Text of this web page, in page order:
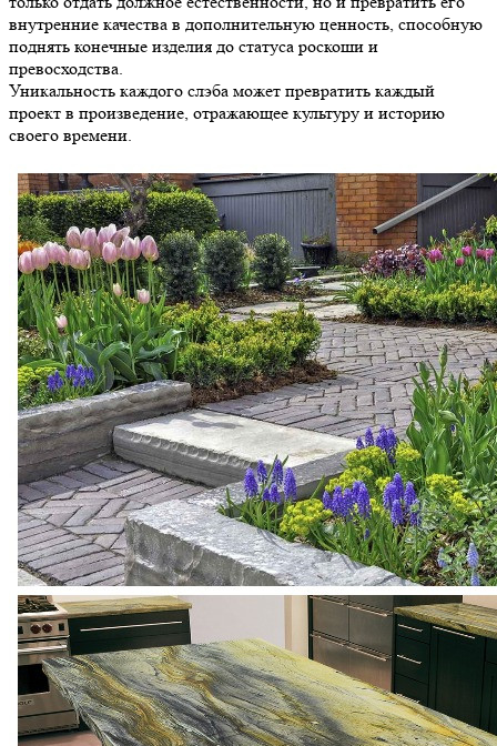
внутренние качества в дополнительную ценность, способную
поднять конечные изделия до статуса роскоши и
превосходства.
Уникальность каждого слэба может превратить каждый
проект в произведение, отражающее культуру и историю
своего времени.